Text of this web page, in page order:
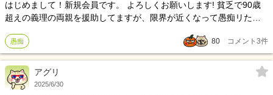
はじめまして！新規会員です。 よろしくお願いします! 貧乏で90歳
超えの義理の両親を援助してますが、限界が近くなって愚痴リたく
知症歴12年、現在介護施設に入所してますが、かなり元気。施設代
も援助。 義父、寝てるだけの毎日ですが、まだお風呂に入ったり杖
無しでシャキシャキ歩きます。衰えを感じない。 生活保護申請に話
を聞きに行ったけど、結局息子や娘が申請しないとダメ。 嫁は他人
愚痴 80 コメント 3件
アグリ
2025/6/30